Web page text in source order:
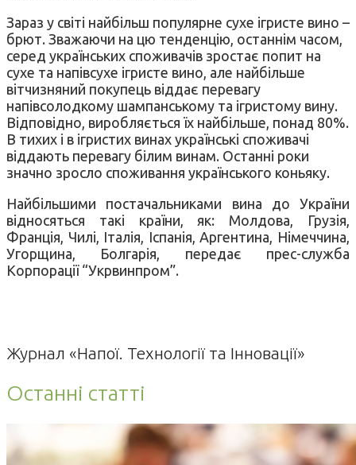
Зараз у світі найбільш популярне сухе ігристе вино –
брют. Зважаючи на цю тенденцію, останнім часом,
серед українських споживачів зростає попит на
сухе та напівсухе ігристе вино, але найбільше
вітчизняний покупець віддає перевагу
напівсолодкому шампанському та ігристому вину.
Відповідно, виробляється їх найбільше, понад 80%.
В тихих і в ігристих винах українські споживачі
віддають перевагу білим винам. Останні роки
значно зросло споживання українського коньяку.
Найбільшими постачальниками вина до України
відносяться такі країни, як: Молдова, Грузія,
Франція, Чилі, Італія, Іспанія, Аргентина, Німеччина,
Угорщина, Болгарія, передає прес-служба
Корпорації “Укрвинпром”.
Журнал «Напої. Технології та Інновації»
Останні статті